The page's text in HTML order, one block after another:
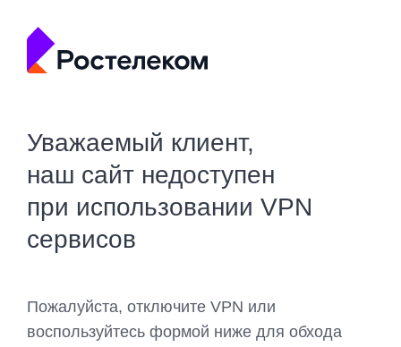
Уважаемый клиент,
наш сайт недоступен
при использовании VPN
сервисов
Пожалуйста, отключите VPN или
воспользуйтесь формой ниже для обхода